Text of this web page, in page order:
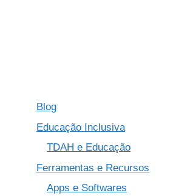
Blog
Educação Inclusiva
TDAH e Educação
Ferramentas e Recursos
Apps e Softwares